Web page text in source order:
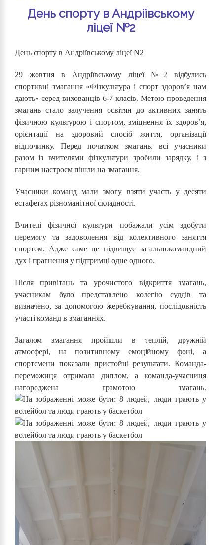
День спорту в Андріївському
ліцеї №2
День спорту в Андріївському ліцеї N2
29 жовтня в Андріївському ліцеї №2 відбулись
спортивні змагання «Фізкультура і спорт здоров’я нам
дають» серед вихованців 6-7 класів. Метою проведення
змагань стало залучення освітян до активних занять
фізичною культурою і спортом, зміцнення їх здоров’я,
орієнтації на здоровий спосіб життя, організації
відпочинку. Перед початком змагань, всі учасники
разом із вчителями фізкультури зробили зарядку, і з
гарним настроєм пішли на змагання.
Учасники команд мали змогу взяти участь у десяти
естафетах різноманітної складності.
Вчителі фізичної культури побажали усім здобути
перемогу та задоволення від колективного заняття
спортом. Адже саме це підвищує загальнокомандний
дух і прагнення у підтримці одне одного.
Після привітань та урочистого відкриття змагань,
учасникам було представлено колегію суддів та
визначено, за допомогою жеребкування, послідовність
участі команд в змаганнях.
Загалом змагання пройшли в теплій, дружній
атмосфері, на позитивному емоційному фоні, а
спортсмени показали пристойні результати. Команда-
переможиця отримала диплом, а команда-учасниця
нагороджена грамотою змагань.